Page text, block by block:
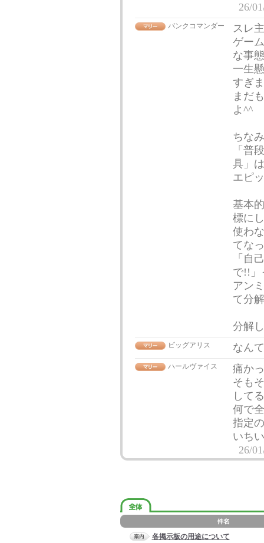
26/
バンクコマンダー
スレ
ゲー
な事
一生
すぎ
まだ
よ^^
ちな
「普
具」
エピ
基本
標に
使わ
てな
「自
で!!」
アン
て分
分解
ビッグアリス なん
ハールヴァイス
痛か
そも
して
何で
指定
いち
26/
各掲示板の用途について